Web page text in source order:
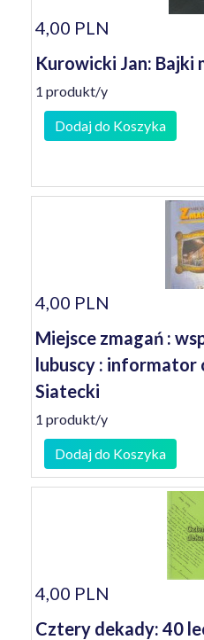
4,00 PLN
Kurowicki Jan: Bajki
1 produkt/y
Dodaj do Koszyka
4,00 PLN
Miejsce zmagań :
lubuscy : informator
Siatecki
1 produkt/y
Dodaj do Koszyka
4,00 PLN
Cztery dekady: 40